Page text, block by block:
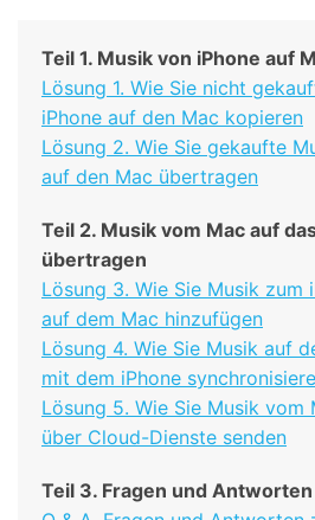
Teil 1. Musik von iPhone auf
Lösung 1. Wie Sie nicht
iPhone auf den Mac kopieren
Lösung 2. Wie Sie gekaufte
auf den Mac übertragen
Teil 2. Musik vom Mac auf
übertragen
Lösung 3. Wie Sie Musik zum
auf dem Mac hinzufügen
Lösung 4. Wie Sie Musik auf
mit dem iPhone
Lösung 5. Wie Sie Musik vom
über Cloud-Dienste senden
Teil 3. Fragen und Antworten